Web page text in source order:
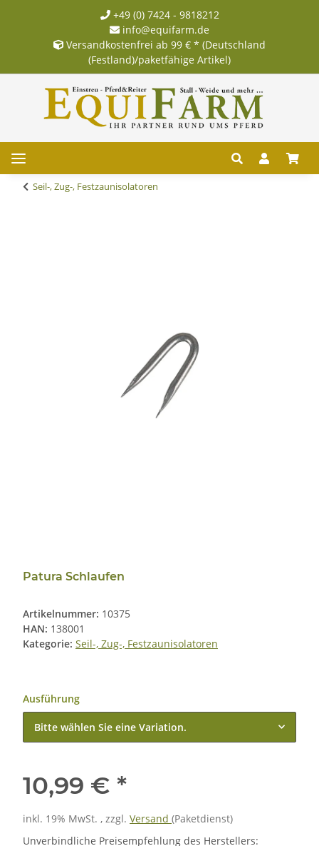
+49 (0) 7424 - 9818212
info@equifarm.de
Versandkostenfrei ab 99 € * (Deutschland
(Festland)/paketfähige Artikel)
Seil-, Zug-, Festzaunisolatoren
Patura Schlaufen
Artikelnummer: 10375
HAN: 138001
Kategorie: Seil-, Zug-, Festzaunisolatoren
Ausführung
Bitte wählen Sie eine Variation.
10,99 € *
inkl. 19% MwSt. , zzgl. Versand (Paketdienst)
Unverbindliche Preisempfehlung des Herstellers: